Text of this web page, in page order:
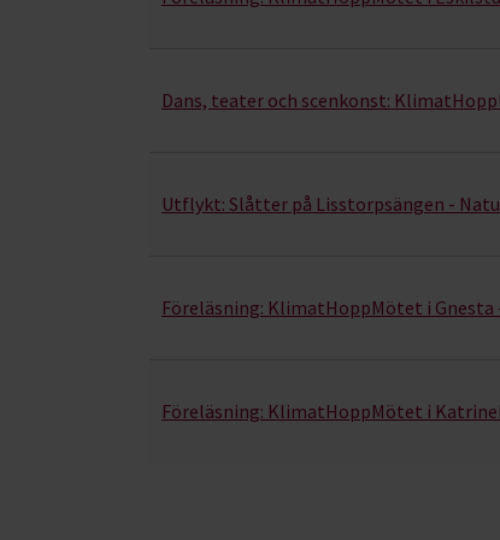
Dans, teater och scenkonst:
Utflykt: Slåtter på Lisstorpsängen -
Föreläsning: KlimatHoppMötet i Gnesta
Föreläsning: KlimatHoppMötet i